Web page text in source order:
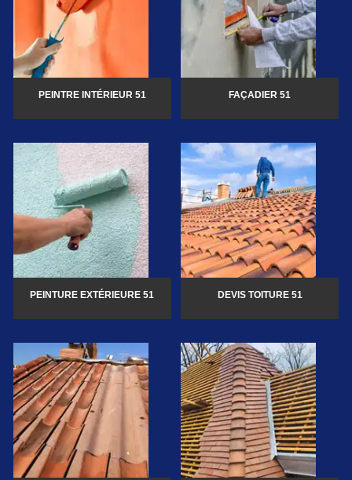
PEINTRE INTÉRIEUR 51 FAÇADIER 51
PEINTURE EXTÉRIEURE 51 DEVIS TOITURE 51